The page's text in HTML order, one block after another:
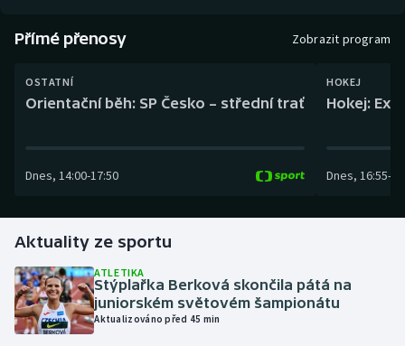
Curling
Florbal
Golf
Gymnastika
Přímé přenosy Zobrazit program
OSTATNÍ
Orientační běh: SP Česko – střední trať
Dnes, 14:00-17:50
HOKEJ
Hokej:
Dnes, 16:55-
Aktuality ze sportu
ATLETIKA
Stýplařka Berková skončila pátá na
juniorském světovém šampionátu
Aktualizováno před 45 min